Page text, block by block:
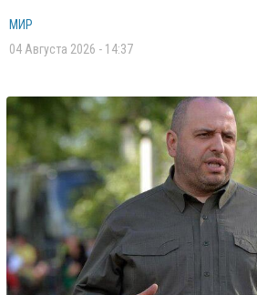
МИР
04 Августа 2026 - 14:37